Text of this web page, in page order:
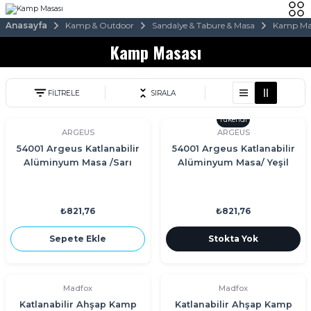
Anasayfa Kamp & Outdoor Sandalye & Tabure & Masa Kamp
Kamp Masası
FİLTRELE SIRALA
ARGEUS
54001 Argeus Katlanabilir
Alüminyum Masa /Sarı
₺821,76
Sepete Ekle
Tükendi
ARGEUS
54001 Argeus Katlanabilir
Alüminyum Masa/ Yeşil
₺821,76
Stokta Yok
Madfox
Katlanabilir Ahşap Kamp
Madfox
Katlanabilir Ahşap Kamp